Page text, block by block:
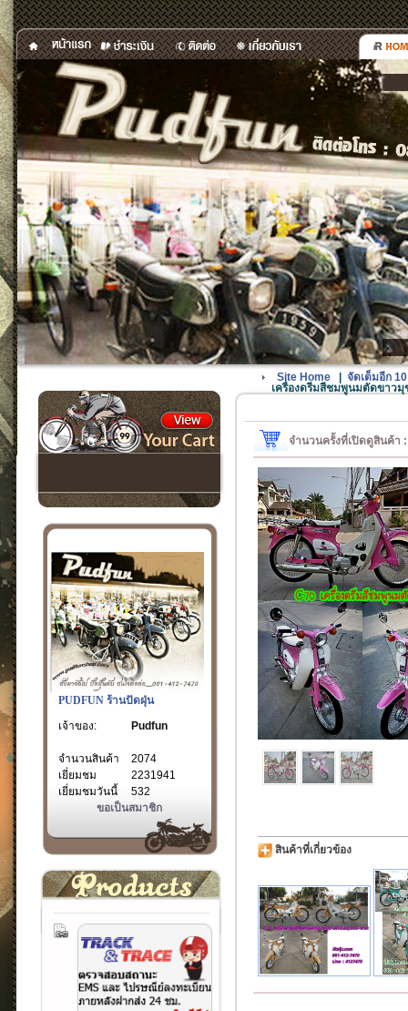
PUDFUN ร้านปัดฝุ่น
เจ้าของ:
Pudfun
จำนวนสินค้า
2074
เยี่ยมชม
2231941
เยี่ยมชมวันนี้
532
ขอเป็นสมาชิก
Site Home| จัดเต็มอีก
เครื่องดรีมสีชมพูนมตัดขาวมุ
จำนวนครั้งที่เปิดดูสินค้า
สินค้าที่เกี่ยวข้อง